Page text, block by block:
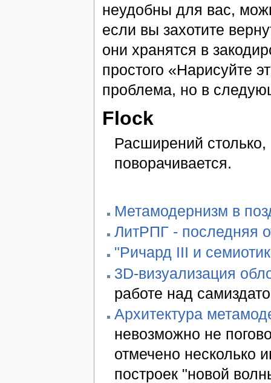
неудобны для вас,
если вы захотите
они хранятся в
простого «Нарисуйте
проблема, но в
Flock
Расширений столько,
поворачивается.
Метамодернизм в
ЛитРПГ - последняя
"Ричард III и
3D-визуализация
работе над
Архитектура
невозможно не
отмечено несколько
построек "новой